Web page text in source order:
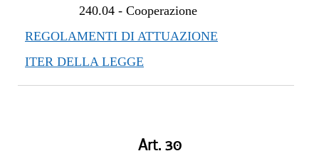
240.04- Cooperazione
REGOLAMENTI DI ATTUAZIONE
ITER DELLA LEGGE
Art. 30